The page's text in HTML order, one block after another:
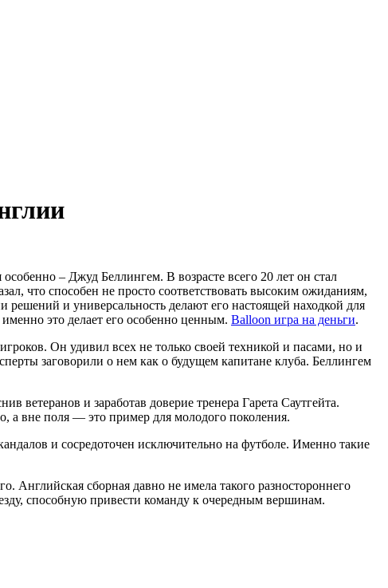
– Джуд Беллингем. В возрасте всего 20 лет он стал
что способен не просто соответствовать высоким ожиданиям,
решений и универсальность делают его настоящей находкой для
это делает его особенно ценным. Balloon игра на деньги.
Он удивил всех не только своей техникой и пасами, но и
заговорили о нем как о будущем капитане клуба. Беллингем
и заработав доверие тренера Гарета Саутгейта.
а вне поля — это пример для молодого поколения.
и сосредоточен исключительно на футболе. Именно такие
сборная давно не имела такого разностороннего
способную привести команду к очередным вершинам.